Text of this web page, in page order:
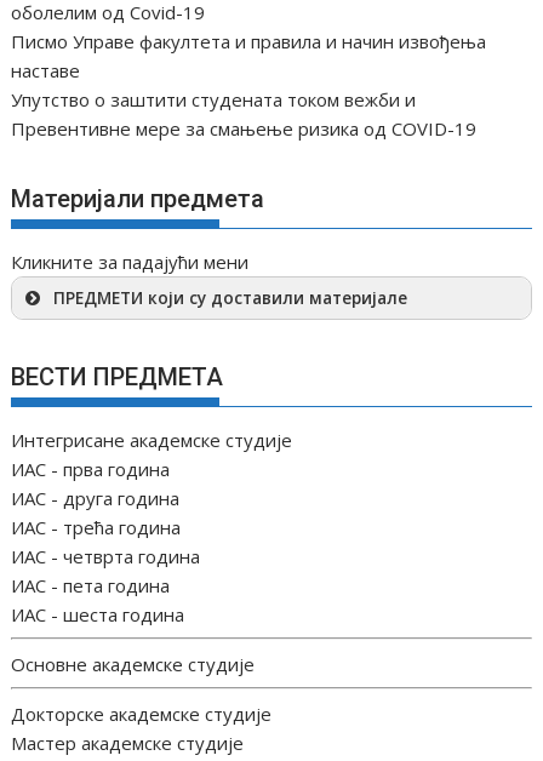
оболелим од Covid-19
Писмо Управе факултета и правила и начин извођења
наставе
Упутство о заштити студената током вежби и
Превентивне мере за смањење ризика од COVID-19
Материјали предмета
Кликните за падајући мени
ПРЕДМЕТИ који су доставили материјале
ВЕСТИ ПРЕДМЕТА
Интегрисане академске студије
ИАС - прва година
ИАС - друга година
ИАС - трећа година
ИАС - четврта година
ИАС - пета година
ИАС - шеста година
Основне академске студије
Докторске академске студије
Мастер академске студије